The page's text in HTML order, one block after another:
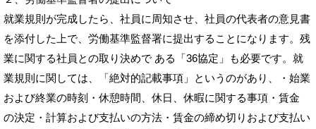
就業規則が完成したら、社員に周知させ、社員の代表者の意見書
を添付した上で、労働基準監督署に提出することになります。残
業に関する社員との取り決めで ある「36協定」も必要です。就
業規則に関しては、「絶対的記載事項」というのがあり、・始業
および終業の時刻・休憩時間、休日、休暇に関する事項・賃金
の決定・計算および支払いの方法・賃金の締め切りおよび支払い